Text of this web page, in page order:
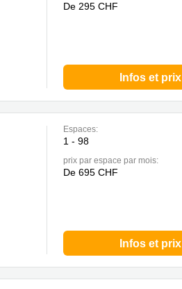
De 295 CHF
Infos et prix
Espaces:
1 - 98
prix par espace par mois:
De 695 CHF
Infos et prix